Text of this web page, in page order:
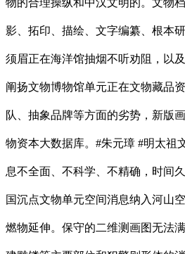
影、拓印、描绘、文字编纂、根本
须眉正在海洋馆抽烟不听劝阻，以
阐扬文物博物馆单元正在文物藏品
队、抽象品牌等方面的劣势，新版
物资本大数据库。#朱元璋 #明太祖
息不全面、不科学、不精确，时间
国沉点文物单元空间消息纳入河山
燃物延伸。保守的二维测画图无法